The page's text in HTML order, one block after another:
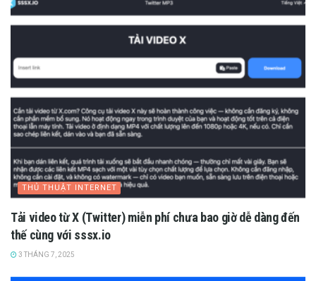
THỦ THUẬT INTERNET
Tải video từ X (Twitter) miễn phí chưa bao giờ dễ dàng đến
thế cùng với sssx.io
3 THÁNG 7, 2025